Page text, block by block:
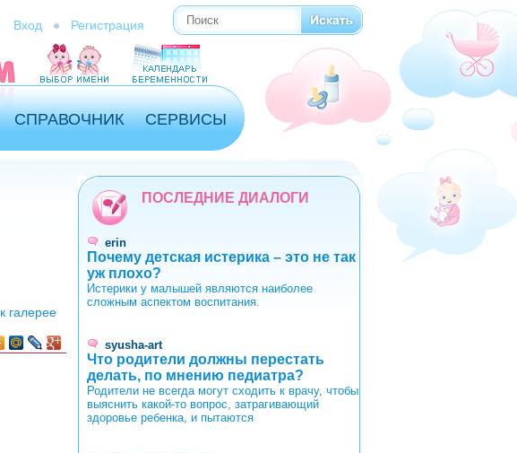
Вход Регистрация Форма поиска
Поиск
СПРАВОЧНИК СЕРВИСЫ
галерее
ПОСЛЕДНИЕ ДИАЛОГИ
erin
Почему детская истерика – это не так
уж плохо?
Истерики у малышей являются наиболее
сложным аспектом воспитания.
syusha-art
Что родители должны перестать
делать, по мнению педиатра?
Родители не всегда могут сходить к врачу, чтобы
выяснить какой-то вопрос, затрагивающий
здоровье ребенка, и пытаются